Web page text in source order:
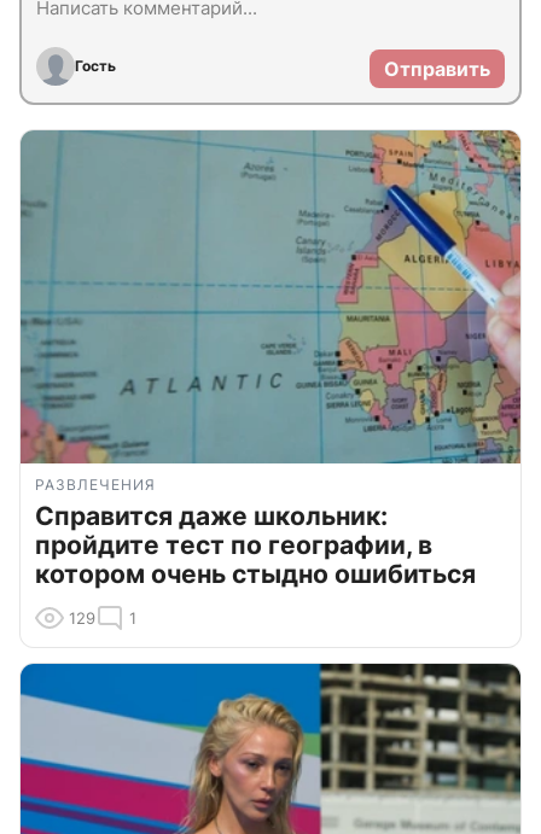
Гость Отправить
РАЗВЛЕЧЕНИЯ
Справится даже школьник:
пройдите тест по географии, в
котором очень стыдно ошибиться
129 1